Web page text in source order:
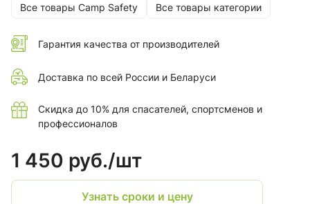
Все товары Camp Safety Все товары категории
Гарантия качества от производителей
Доставка по всей России и Беларуси
Скидка до 10% для спасателей, спортсменов и
профессионалов
1 450 руб./шт
Узнать сроки и цену